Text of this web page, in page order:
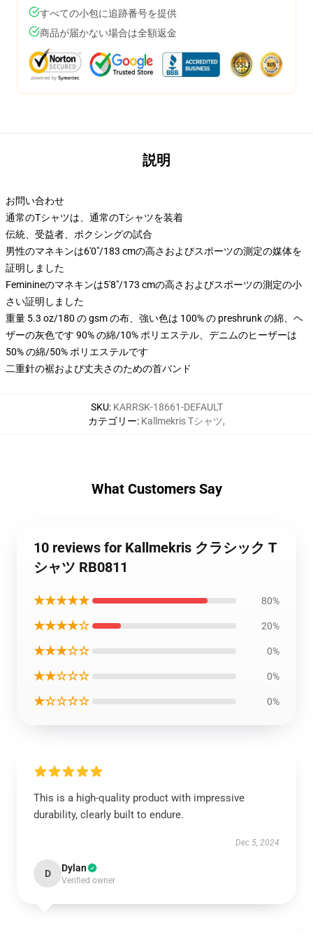
すべての小包に追跡番号を提供
商品が届かない場合は全額返金
説明
お問い合わせ
通常のTシャツは、通常のTシャツを装着
伝統、受益者、ボクシングの試合
男性のマネキンは6'0"/183 cmの高さおよびスポーツの測定の媒体を
証明しました
Feminineのマネキンは5'8"/173 cmの高さおよびスポーツの測定の小
さい証明しました
重量 5.3 oz/180 の gsm の布、強い色は 100% の preshrunk の綿、ヘ
ザーの灰色です 90% の綿/10% ポリエステル、デニムのヒーザーは
50% の綿/50% ポリエステルです
二重針の裾および丈夫さのための首バンド
SKU: KARRSK-18661-DEFAULT
カテゴリー: Kallmekris Tシャツ,
What Customers Say
10 reviews for Kallmekris クラシック T
シャツ RB0811
★★★★★ 80%
★★★★☆ 20%
★★★☆☆ 0%
★★☆☆☆ 0%
★☆☆☆☆ 0%
This is a high-quality product with impressive
durability, clearly built to endure.
Dec 5, 2024
D Dylan
Verified owner